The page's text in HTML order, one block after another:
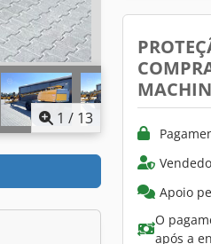
1 / 13
Apoio
O
após a